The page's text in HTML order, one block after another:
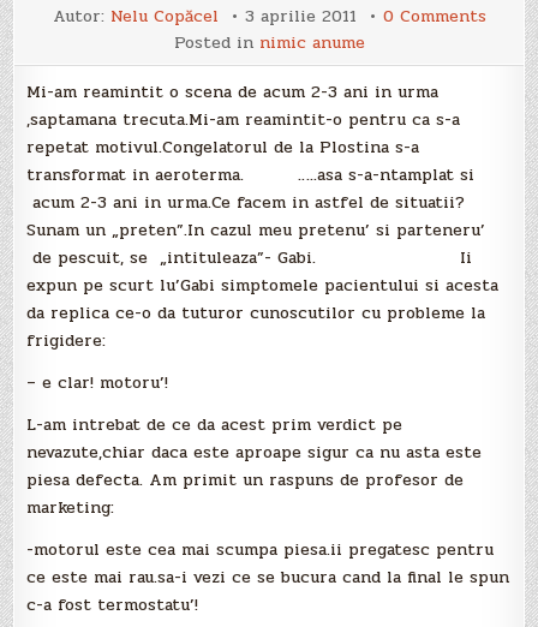
Autor: Nelu Copăcel 3 aprilie 2011 0 Commentson
unde-
Posted in nimic anume
Mi-am reamintit o scena de acum 2-3 ani in urma
,saptamana trecuta.Mi-am reamintit-o pentru ca s-a
repetat motivul.Congelatorul de la Plostina s-a
transformat in aeroterma. …..asa s-a-ntamplat si
acum 2-3 ani in urma.Ce facem in astfel de situatii?
Sunam un „preten”.In cazul meu pretenu’ si parteneru’
de pescuit, se „intituleaza”- Gabi. Ii
expun pe scurt lu’Gabi simptomele pacientului si acesta
da replica ce-o da tuturor cunoscutilor cu probleme la
frigidere:
– e clar! motoru’!
L-am intrebat de ce da acest prim verdict pe
nevazute,chiar daca este aproape sigur ca nu asta este
piesa defecta. Am primit un raspuns de profesor de
marketing:
-motorul este cea mai scumpa piesa.ii pregatesc pentru
ce este mai rau.sa-i vezi ce se bucura cand la final le spun
c-a fost termostatu’!